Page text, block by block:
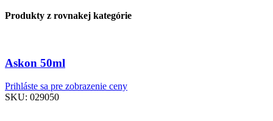
Produkty z rovnakej kategórie
Askon 50ml
Prihláste sa pre zobrazenie ceny
SKU: 029050